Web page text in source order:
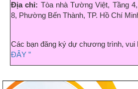
Địa chỉ: Tòa nhà Tường Việt, Tầng
8, Phường Bến Thành, TP. Hồ Chí
Các bạn đăng ký dự chương trình, vui
ĐÂY ”